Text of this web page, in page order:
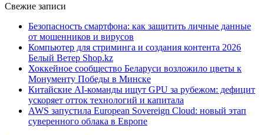
Свежие записи
Безопасность смартфона: как защитить личные данные
от мошенников и вирусов
Компьютер для стриминга и создания контента 2026
Белый Ветер Shop.kz
Хоккейное сообщество Беларуси возложило цветы к
Монументу Победы в Минске
Китайские AI-команды ищут GPU за рубежом: дефицит
ускоряет отток технологий и капитала
AWS запустила European Sovereign Cloud: новый этап
суверенного облака в Европе